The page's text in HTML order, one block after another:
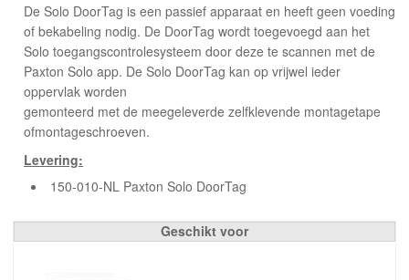
De Solo DoorTag is een passief apparaat en heeft geen voeding
of bekabeling nodig. De DoorTag wordt toegevoegd aan het
Solo toegangscontrolesysteem door deze te scannen met de
Paxton Solo app. De Solo DoorTag kan op vrijwel ieder
oppervlak worden
gemonteerd met de meegeleverde zelfklevende montagetape
ofmontageschroeven.
Levering:
150-010-NL Paxton Solo DoorTag
Geschikt voor